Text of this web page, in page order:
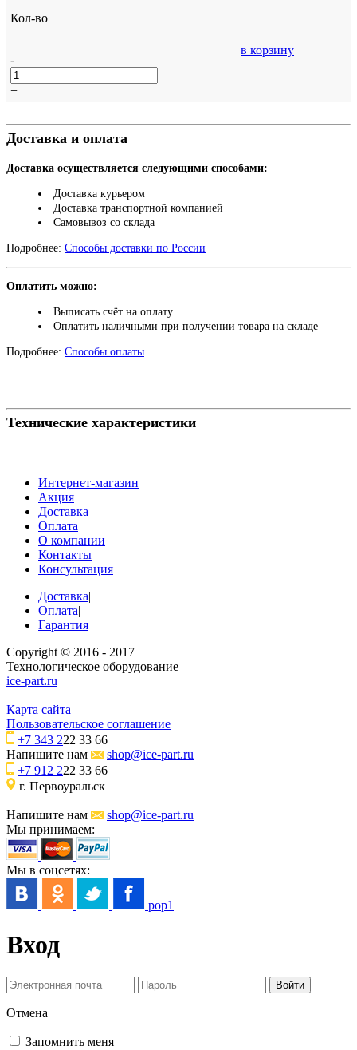
Кол-во
-
+
в корзину
Доставка и оплата
Доставка осуществляется следующими способами:
Доставка курьером
Доставка транспортной компанией
Самовывоз со склада
Подробнее: Способы доставки по России
Оплатить можно:
Выписать счёт на оплату
Оплатить наличными при получении товара на складе
Подробнее: Способы оплаты
Технические характеристики
Интернет-магазин
Акция
Доставка
Оплата
О компании
Контакты
Консультация
Доставка|
Оплата|
Гарантия
Copyright © 2016 - 2017
Технологическое оборудование
ice-part.ru
Карта сайта
Пользовательское соглашение
+7 343 222 33 66
Напишите нам
shop@ice-part.ru
+7 912 222 33 66
г. Первоуральск
Напишите нам
shop@ice-part.ru
Мы принимаем:
Мы в соцсетях:
pop1
Вход
Отмена
Запомнить меня